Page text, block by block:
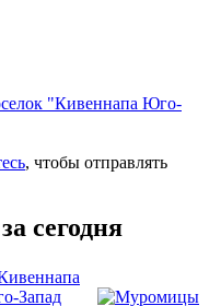
"Кивеннапа Юго-
, чтобы отправлять
сегодня